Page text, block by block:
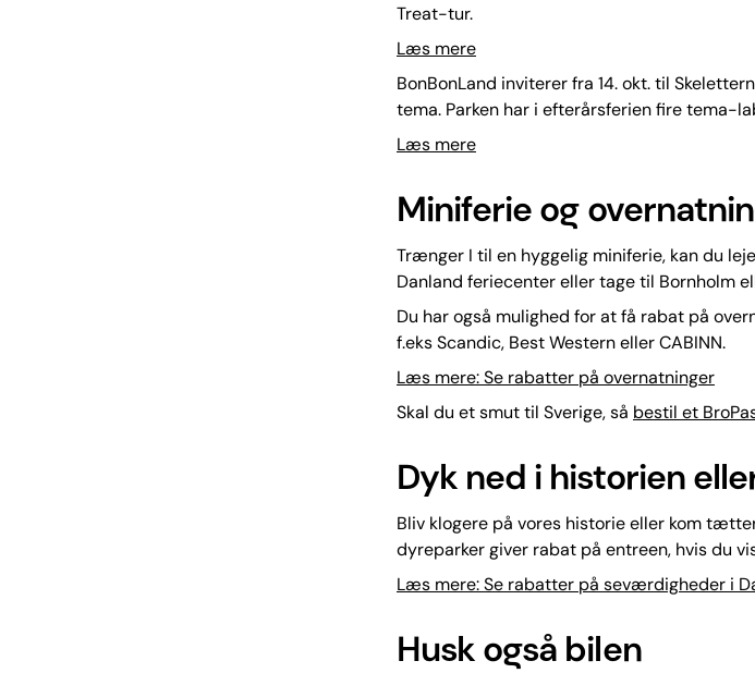
Treat-tur.
Læs mere
BonBonLand inviterer fra 14. okt. til
tema. Parken har i efterårsferien fire tema-
Læs mere
Miniferie og
Trænger I til en hyggelig miniferie, kan du
Danland feriecenter eller tage til Bornholm
Du har også mulighed for at få rabat på
f.eks Scandic, Best Western eller CABINN.
Læs mere: Se rabatter på overnatninger
Skal du et smut til Sverige, så bestil et
Dyk ned i historien
Bliv klogere på vores historie eller kom
dyreparker giver rabat på entreen, hvis du
Læs mere: Se rabatter på seværdigheder i
Husk også bilen